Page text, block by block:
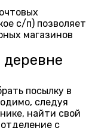
с/п) позволяет
магазинов
деревне
посылку в
следуя
найти свой
с